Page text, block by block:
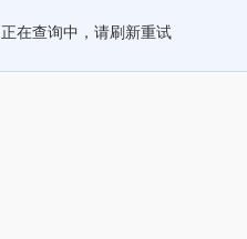
正在查询中，请刷新重试